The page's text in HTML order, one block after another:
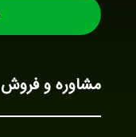
مشاوره و فروش